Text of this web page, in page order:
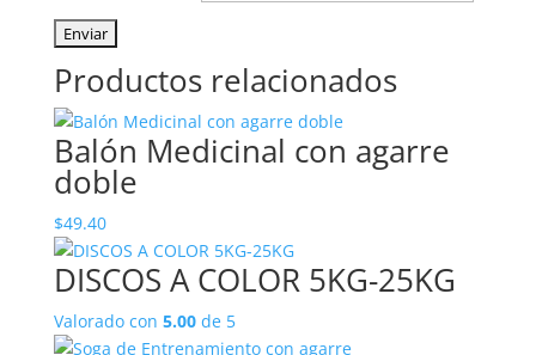
Productos relacionados
Balón Medicinal con agarre
doble
$49.40
DISCOS A COLOR 5KG-25KG
Valorado con 5.00de 5